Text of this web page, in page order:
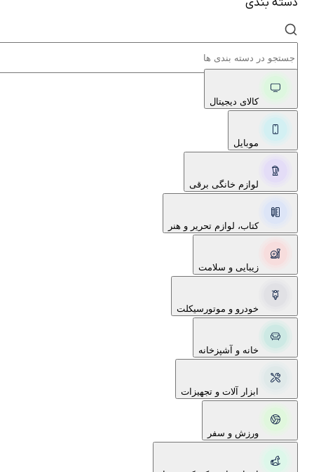
بندی
کالای دیجیتال
موبایل
لوازم خانگی برقی
کتاب، لوازم تحریر و هنر
زیبایی و سلامت
خودرو و موتورسیکلت
خانه و آشپزخانه
ابزار آلات و تجهیزات
ورزش و سفر